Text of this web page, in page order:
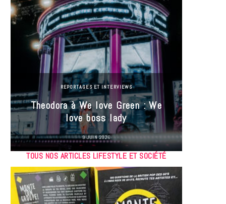
REPORTAGES ET INTERVIEWS
Theodora à We love Green : We
love boss lady
9 JUIN 2026
TOUS NOS ARTICLES LIFESTYLE ET SOCIÉTÉ